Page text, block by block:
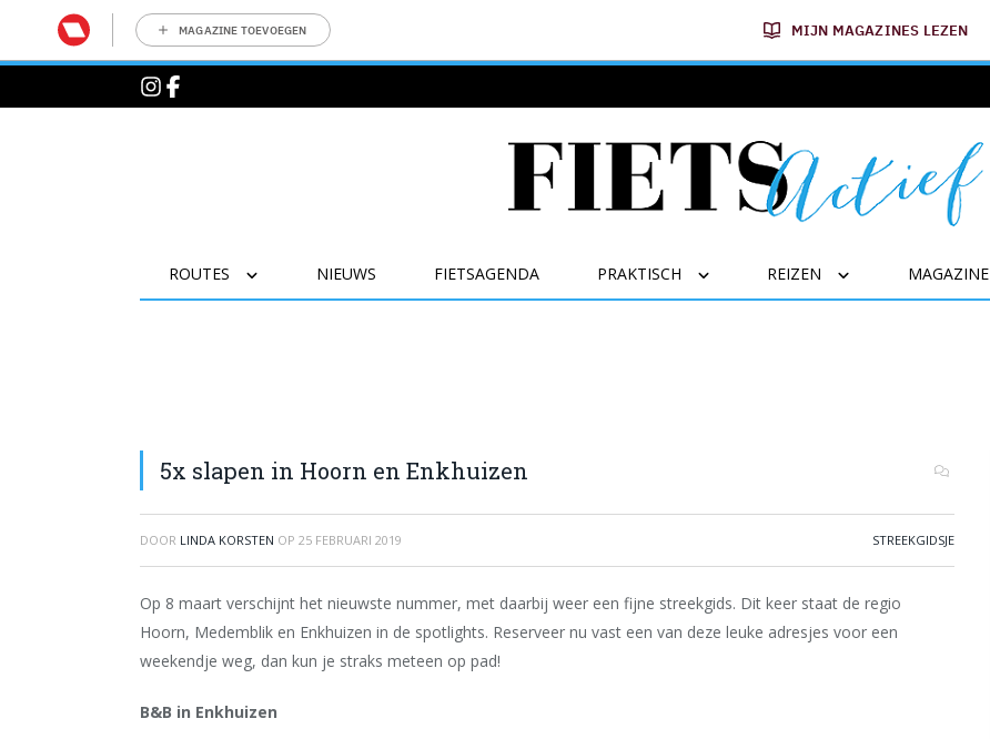
MAGAZINE TOEVOEGEN MIJN MAGAZINES LEZEN
ROUTES NIEUWS FIETSAGENDA PRAKTISCH REIZEN MAGAZINE
5x slapen in Hoorn en Enkhuizen
DOOR LINDA KORSTEN OP 25 FEBRUARI 2019 STREEKGIDSJE
Op 8 maart verschijnt het nieuwste nummer, met daarbij weer een fijne streekgids. Dit keer staat de regio
Hoorn, Medemblik en Enkhuizen in de spotlights. Reserveer nu vast een van deze leuke adresjes voor een
weekendje weg, dan kun je straks meteen op pad!
B&B in Enkhuizen